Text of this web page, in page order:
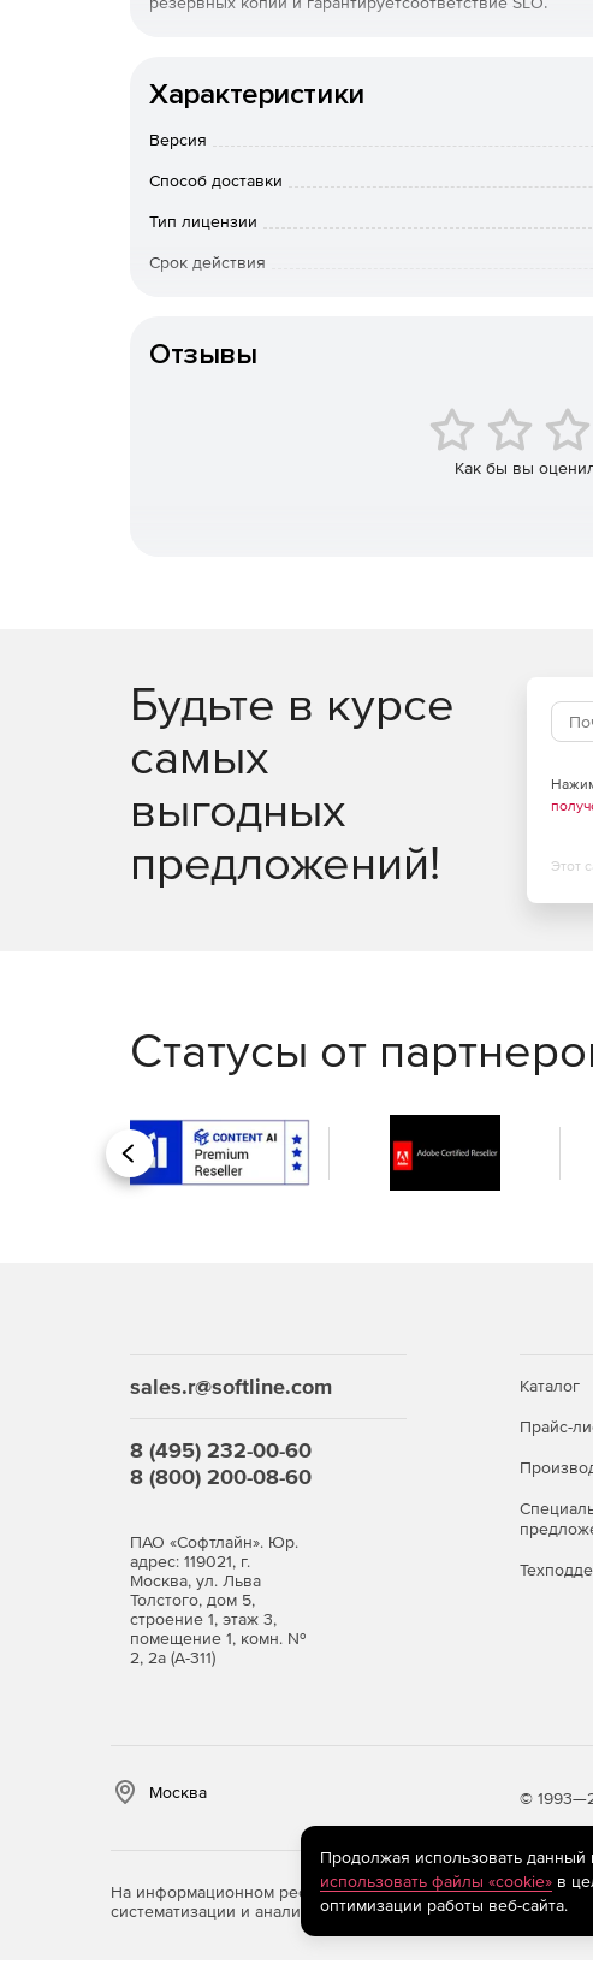
Характеристики
Версия
Способ доставки
Тип лицензии
Срок действия
Отзывы
Как бы вы
Будьте в курсе
самых
выгодных
предложений!
Этот
Статусы от
Назад
sales.r@softline.com
8 (495) 232-00-60
8 (800) 200-08-60
ПАО «Софтлайн». Юр.
адрес: 119021, г.
Москва, ул. Льва
Толстого, дом 5,
строение 1, этаж 3,
помещение 1, комн. №
2, 2а (А-311)
Каталог
Прайс-
Москва ©
На информационном ресурсе store.softline.ru применяются
систематизации и анализа сведений, относящихся к
Продолжая использовать данный
использовать файлы «cookie»в
оптимизации работы веб-сайта.